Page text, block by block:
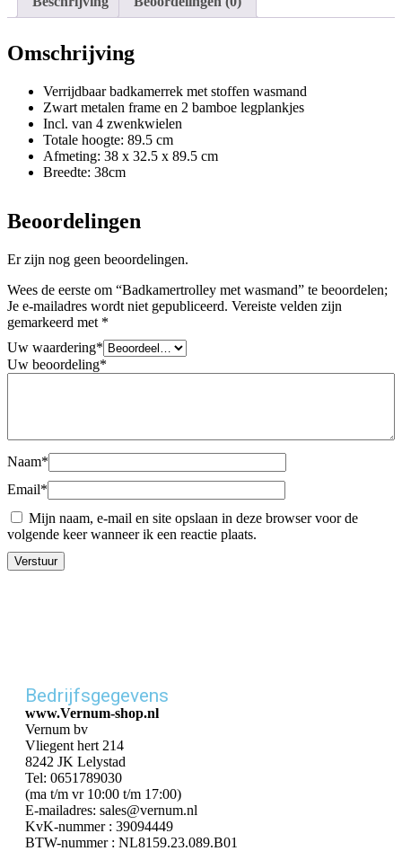
Omschrijving
Verrijdbaar badkamerrek met stoffen wasmand
Zwart metalen frame en 2 bamboe legplankjes
Incl. van 4 zwenkwielen
Totale hoogte: 89.5 cm
Afmeting: 38 x 32.5 x 89.5 cm
Breedte: 38cm
Beoordelingen
Er zijn nog geen beoordelingen.
Wees de eerste om “Badkamertrolley met wasmand” te beoordelen;
Je e-mailadres wordt niet gepubliceerd. Vereiste velden zijn
gemarkeerd met *
Uw waardering*
Uw beoordeling*
Naam*
Email*
Mijn naam, e-mail en site opslaan in deze browser voor de
volgende keer wanneer ik een reactie plaats.
Bedrijfsgegevens
www.Vernum-shop.nl
Vernum bv
Vliegent hert 214
8242 JK Lelystad
Tel: 0651789030
(ma t/m vr 10:00 t/m 17:00)
E-mailadres: sales@vernum.nl
KvK-nummer : 39094449
BTW-nummer : NL8159.23.089.B01